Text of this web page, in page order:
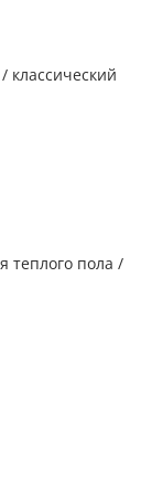
классический
теплого пола /